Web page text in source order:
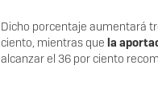
Dicho porcentaje aumentará
ciento, mientras que la
alcanzar el 36 por ciento